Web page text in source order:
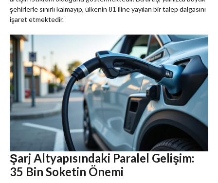
şehirlerle sınırlı kalmayıp, ülkenin 81 iline yayılan bir talep dalgasını
işaret etmektedir.
Şarj Altyapısındaki Paralel Gelişim:
35 Bin Soketin Önemi